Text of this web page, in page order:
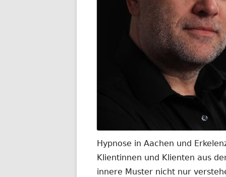
Hypnose in Aachen und
Klientinnen und Klienten aus
innere Muster nicht nur